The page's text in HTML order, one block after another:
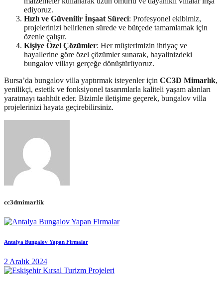
ediyoruz.
Hızlı ve Güvenilir İnşaat Süreci: Profesyonel ekibimiz,
projelerinizi belirlenen sürede ve bütçede tamamlamak için
özenle çalışır.
Kişiye Özel Çözümler: Her müşterimizin ihtiyaç ve
hayallerine göre özel çözümler sunarak, hayalinizdeki
bungalov villayı gerçeğe dönüştürüyoruz.
Bursa’da bungalov villa yaptırmak isteyenler için CC3D Mimarlık,
yenilikçi, estetik ve fonksiyonel tasarımlarla kaliteli yaşam alanları
yaratmayı taahhüt eder. Bizimle iletişime geçerek, bungalov villa
projelerinizi hayata geçirebilirsiniz.
cc3dmimarlik
Antalya Bungalov Yapan Firmalar
2 Aralık 2024